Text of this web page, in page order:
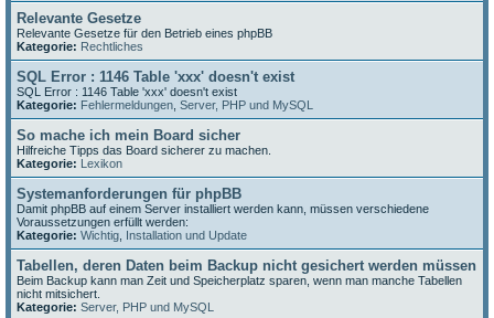
Relevante Gesetze
Relevante Gesetze für den Betrieb eines phpBB
Kategorie: Rechtliches
SQL Error : 1146 Table 'xxx' doesn't exist
SQL Error : 1146 Table 'xxx' doesn't exist
Kategorie: Fehlermeldungen Server, PHP und MySQL
So mache ich mein Board sicher
Hilfreiche Tipps das Board sicherer zu machen.
Kategorie: Lexikon
Systemanforderungen für phpBB
Damit phpBB auf einem Server installiert werden kann, müssen verschiedene
Voraussetzungen erfüllt werden:
Kategorie: Wichtig Installation und Update
Tabellen, deren Daten beim Backup nicht gesichert werden müssen
Beim Backup kann man Zeit und Speicherplatz sparen, wenn man manche Tabellen
nicht mitsichert.
Kategorie: Server, PHP und MySQL